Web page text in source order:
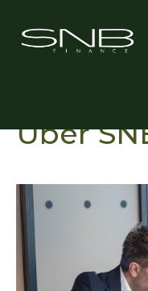
statistischen
Über